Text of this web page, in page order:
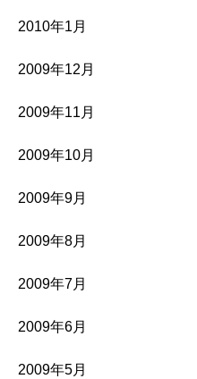
2010年1月
2009年12月
2009年11月
2009年10月
2009年9月
2009年8月
2009年7月
2009年6月
2009年5月